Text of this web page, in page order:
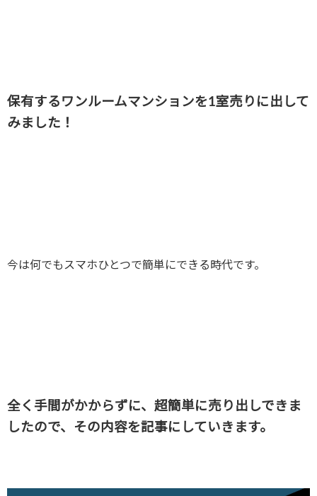
保有するワンルームマンションを1室売りに出して
みました！
今は何でもスマホひとつで簡単にできる時代です。
全く手間がかからずに、超簡単に売り出しできま
したので、
その内容を記事にしていきます。